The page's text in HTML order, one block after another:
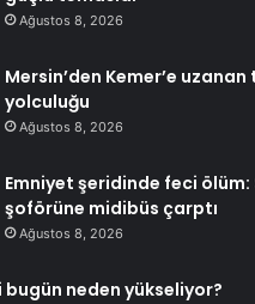
Ağustos 8, 2026
Mersin’den Kemer’e
yolculuğu
Ağustos 8, 2026
Emniyet şeridinde feci ölüm:
şoförüne midibüs çarptı
Ağustos 8, 2026
neden yükseliyor?